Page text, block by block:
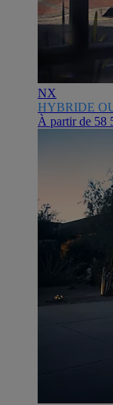
NX
HYBRIDE
À partir de 58